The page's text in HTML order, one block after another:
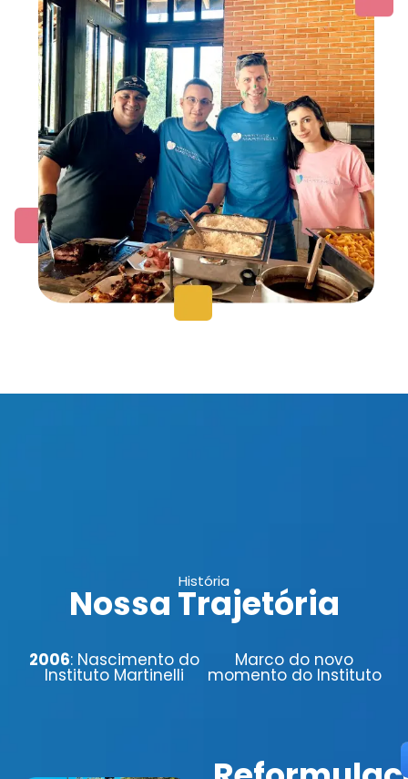
História
Nossa Trajetória
2006: Nascimento do
Instituto Martinelli
Marco do novo
momento do Instituto